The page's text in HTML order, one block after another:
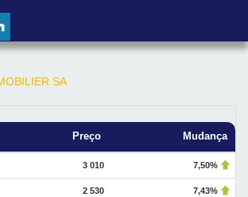
SA
Preço Mudança
3 010 7,50%
2 530 7,43%